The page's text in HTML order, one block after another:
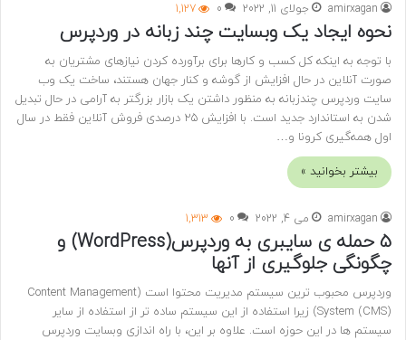
amirxagan جولای 11, 2022 0
1,127
نحوه ایجاد یک وبسایت چند زبانه در وردپرس
با توجه به اینکه کل کسب و کارها برای برآورده کردن نیازهای مشتریان به
صورت آنلاین در حال افزایش از گوشه و کنار جهان هستند، ساخت یک وب
سایت وردپرس چندزبانه به منظور داشتن یک بازار بزرگتر به آرامی در حال تبدیل
شدن به استاندارد جدید است. با افزایش 25 درصدی فروش آنلاین فقط در سال
اول همه‌گیری کرونا و…
بیشتر بخوانید »
amirxagan می 4, 2022 0
1,313
5 حمله ی سایبری به وردپرس(WordPress) و
چگونگی جلوگیری از آنها
وردپرس محبوب ترین سیستم مدیریت محتوا است (Content Management
System (CMS)) زیرا استفاده از این سیستم ساده تر از استفاده از سایر
سیستم ها در این حوزه است. علاوه بر این، با راه اندازی وبسایت وردپرس